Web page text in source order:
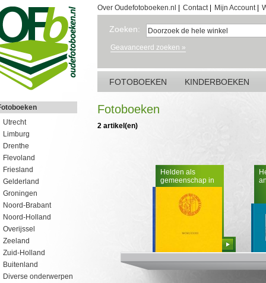
Over Oudefotoboeken.nl Contact| Mijn Account|
Zoeken:
Geavanceerd zoeken »
FOTOBOEKEN KINDERBOEKEN
Utrecht
Limburg
Drenthe
Flevoland
Friesland
Gelderland
Groningen
Noord-Brabant
Noord-Holland
Overijssel
Zeeland
Zuid-Holland
Buitenland
Diverse onderwerpen
Fotoboeken
2 artikel(en)
Helden als
gemeenschap in
vroeger eeuwen